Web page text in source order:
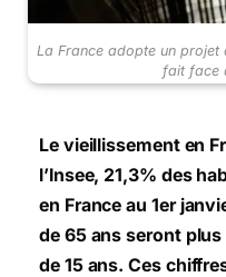
La France adopte un
fait face
Le vieillissement en
l’Insee, 21,3% des
en France au 1er
de 65 ans seront
de 15 ans. Ces